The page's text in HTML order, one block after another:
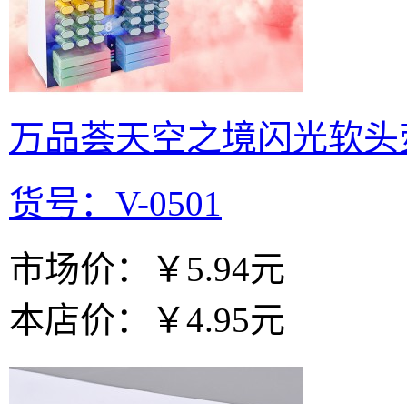
万品荟天空之境闪光软
货号：V-0501
市场价：
￥5.94元
本店价：
￥4.95元